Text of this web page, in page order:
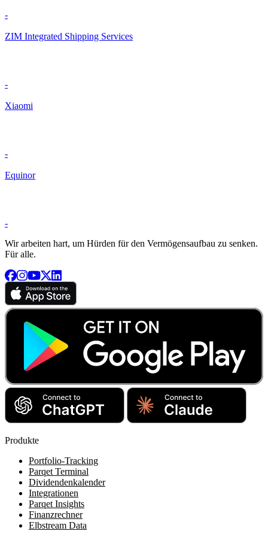
-
ZIM Integrated Shipping Services
-
Xiaomi
-
Equinor
-
Wir arbeiten hart, um Hürden für den Vermögensaufbau zu senken.
Für alle.
Produkte
Portfolio-Tracking
Parqet Terminal
Dividendenkalender
Integrationen
Parqet Insights
Finanzrechner
Elbstream Data